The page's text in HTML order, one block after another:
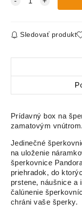
Sledovať produkt
Prídavný box na
zamatovým vnútrom.
Jedinečné
na uloženie
šperkovnice
priehradok, do
prstene, náušnice a
čalúnenie
chráni vaše šperky.